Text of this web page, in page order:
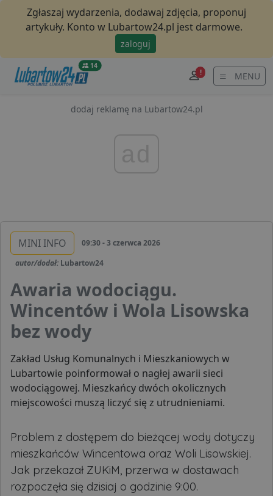
Zgłaszaj wydarzenia, dodawaj zdjęcia, proponuj
artykuły. Konto w Lubartow24.pl jest darmowe.
zaloguj
14
! MENU
dodaj reklamę na Lubartow24.pl
MINI INFO
09:30 - 3 czerwca 2026
autor/dodał: Lubartow24
Awaria wodociągu.
Wincentów i Wola Lisowska
bez wody
Zakład Usług Komunalnych i Mieszkaniowych w
Lubartowie poinformował o nagłej awarii sieci
wodociągowej. Mieszkańcy dwóch okolicznych
miejscowości muszą liczyć się z utrudnieniami.
Problem z dostępem do bieżącej wody dotyczy
mieszkańców Wincentowa oraz Woli Lisowskiej.
Jak przekazał ZUKiM, przerwa w dostawach
rozpoczęła się dzisiaj o godzinie 9:00.